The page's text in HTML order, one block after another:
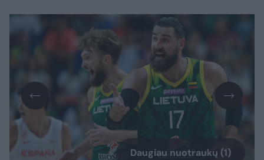
Daugiau nuotraukų (1)